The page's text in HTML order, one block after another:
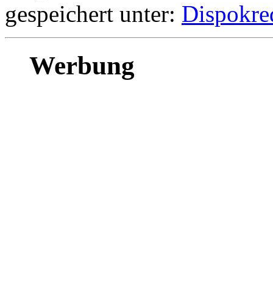
gespeichert unter:
Werbung